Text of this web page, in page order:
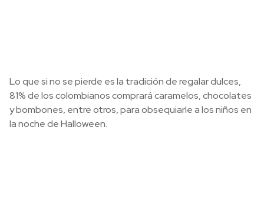
Lo que si no se pierde es la tradición de regalar dulces,
81% de los colombianos comprará caramelos, chocolates
y bombones, entre otros, para obsequiarle a los niños en
la noche de Halloween.